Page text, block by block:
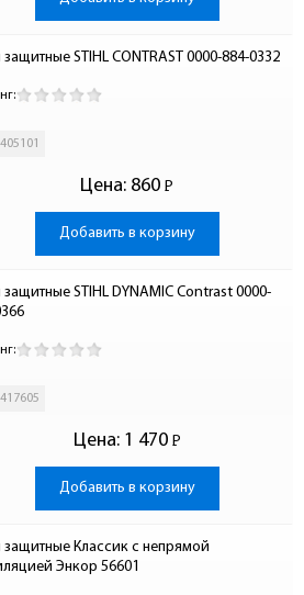
STIHL CONTRAST 0000-884-0332
Цена: 860 Р
-
Добавить в корзину
STIHL DYNAMIC Contrast 0000-
Цена: 1 470 Р
-
Добавить в корзину
Классик с непрямой
Энкор 56601